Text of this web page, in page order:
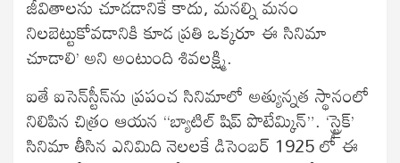
నిలబెట్టుకోవడానికి కూడ ప్రతి ఒక్కరూ ఈ సినిమా
చూడాలి’ అని అంటుంది శివలక్ష్మి.
ఐతే ఐసెన్‍స్టీన్‍ను ప్రపంచ సినిమాలో అత్యున్నత స్థానంలో
నిలిపిన చిత్రం ఆయన “బ్యాటిల్‍ షిప్‍ పొటేమ్కిన్‍”. ‘స్ట్రైక్‍’
సినిమా తీసిన ఎనిమిది నెలలకే డిసెంబర్‍ 1925 లో ఈ